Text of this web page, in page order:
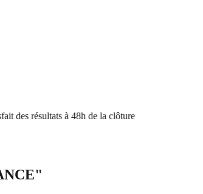
résultats à 48h de la clôture